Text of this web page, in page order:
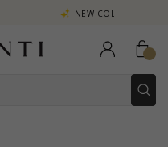
NEW COLLECTION | AURA